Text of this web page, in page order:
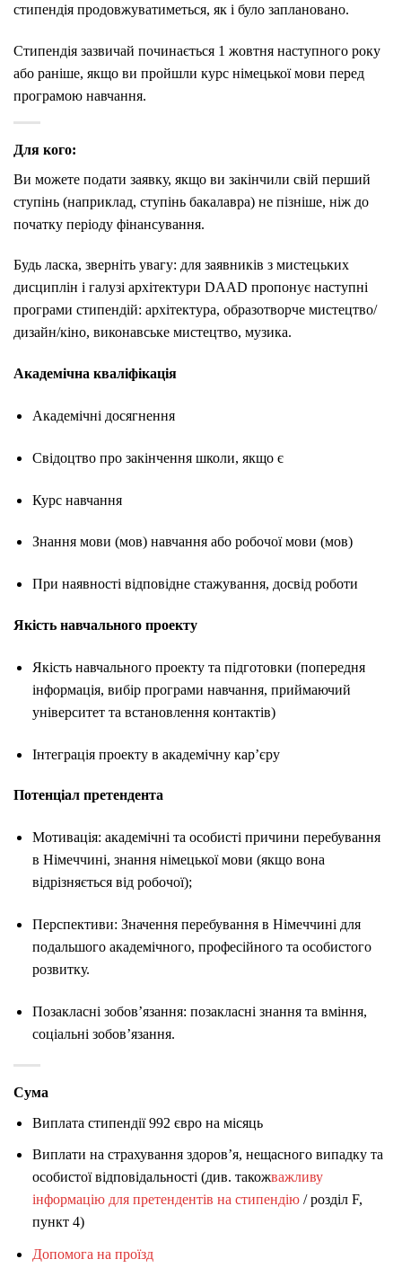
стипендія продовжуватиметься, як і було заплановано.
Стипендія зазвичай починається 1 жовтня наступного року
або раніше, якщо ви пройшли курс німецької мови перед
програмою навчання.
Для кого:
Ви можете подати заявку, якщо ви закінчили свій перший
ступінь (наприклад, ступінь бакалавра) не пізніше, ніж до
початку періоду фінансування.
Будь ласка, зверніть увагу: для заявників з мистецьких
дисциплін і галузі архітектури DAAD пропонує наступні
програми стипендій: архітектура, образотворче мистецтво/
дизайн/кіно, виконавське мистецтво, музика.
Академічна кваліфікація
Академічні досягнення
Свідоцтво про закінчення школи, якщо є
Курс навчання
Знання мови (мов) навчання або робочої мови (мов)
При наявності відповідне стажування, досвід роботи
Якість навчального проекту
Якість навчального проекту та підготовки (попередня
інформація, вибір програми навчання, приймаючий
університет та встановлення контактів)
Інтеграція проекту в академічну кар’єру
Потенціал претендента
Мотивація: академічні та особисті причини перебування
в Німеччині, знання німецької мови (якщо вона
відрізняється від робочої);
Перспективи: Значення перебування в Німеччині для
подальшого академічного, професійного та особистого
розвитку.
Позакласні зобов’язання: позакласні знання та вміння,
соціальні зобов’язання.
Сума
Виплата стипендії 992 євро на місяць
Виплати на страхування здоров’я, нещасного випадку та
особистої відповідальності (див. такожважливу
інформацію для претендентів на стипендію/ розділ F,
пункт 4)
Допомога на проїзд